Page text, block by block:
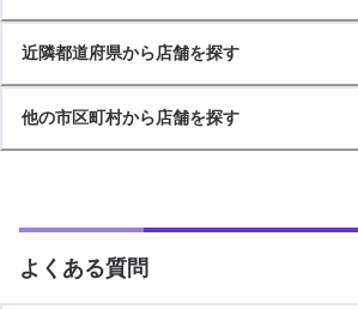
近隣都道府県から店舗を探す
他の市区町村から店舗を探す
よくある質問